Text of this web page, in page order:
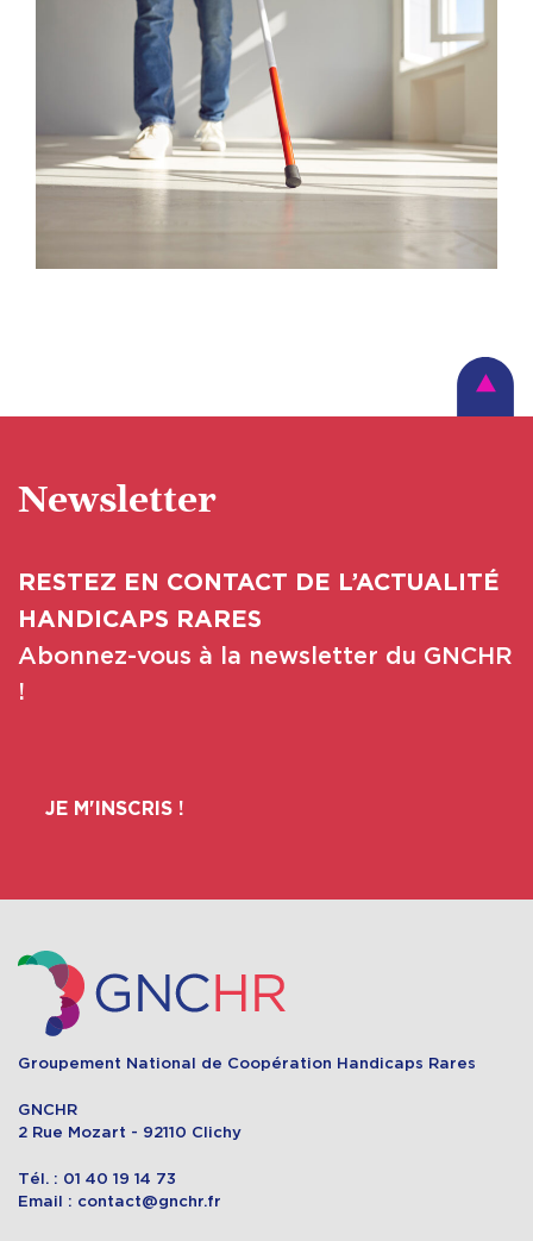
Newsletter
RESTEZ EN CONTACT DE L’ACTUALITÉ
HANDICAPS RARES
Abonnez-vous à la newsletter du GNCHR
!
JE M'INSCRIS !
Groupement National de Coopération Handicaps Rares
GNCHR
2 Rue Mozart - 92110 Clichy
Tél. : 01 40 19 14 73
Email : contact@gnchr.fr